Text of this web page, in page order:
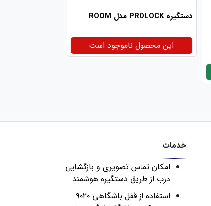
دستگیره PROLOCK مدل ROOM
این محصول ناموجود است
خدمات
امکان تماس تصویری و بازگشایی
درب از طریق دستگیره هوشمند
استفاده از قفل باشگاهی ۹۰۲۰